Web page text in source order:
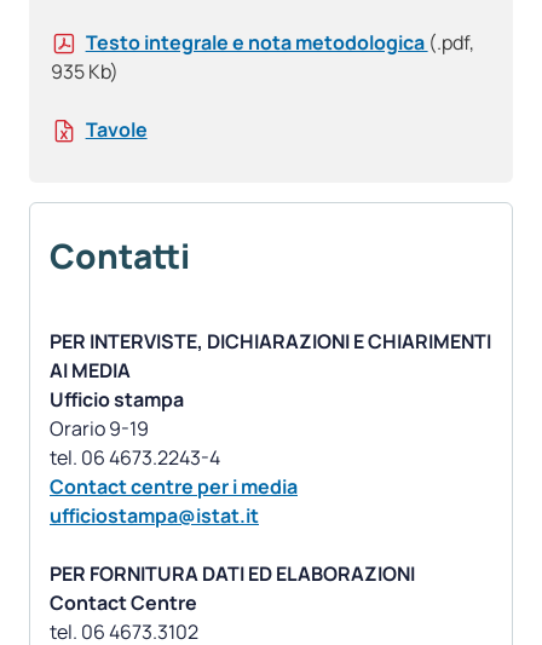
Testo integrale e nota metodologica (.pdf,
935 Kb)
Tavole
Contatti
PER INTERVISTE, DICHIARAZIONI E CHIARIMENTI
AI MEDIA
Ufficio stampa
Orario 9-19
Contact centre per i media
ufficiostampa@istat.it
PER FORNITURA DATI ED ELABORAZIONI
Contact Centre